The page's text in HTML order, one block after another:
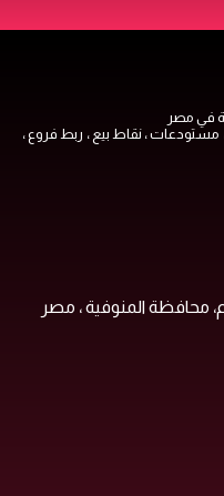
في مصر
، نقاط بيع ، ربط فروع ،
محافظة المنوفية ، مصر